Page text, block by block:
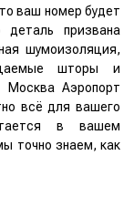
ваш номер будет
призвана
шумоизоляция,
шторы и
Аэропорт
всё для вашего
в вашем
точно знаем, как